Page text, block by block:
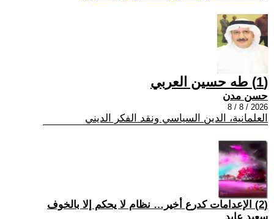
(1) طه حسين العربي
حسن مدن
2026 / 8 / 8
العلمانية، الدين السياسي ونقد الفكر الديني
(2) الإعدامات كدرع أخير… نظام لا يحكم إلا بالخوف